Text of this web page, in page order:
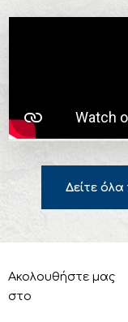
Δείτε
Ακολουθήστε μας
στο